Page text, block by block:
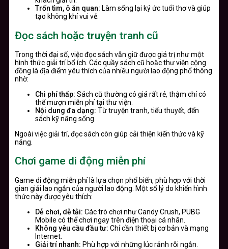
Trốn tìm, ô ăn quan: Làm sống lại ký ức tuổi thơ và giúp
tạo không khí vui vẻ.
Đọc sách hoặc truyện tranh cũ
Trong thời đại số, việc đọc sách vẫn giữ được giá trị như một
hình thức giải trí bổ ích. Các quầy sách cũ hoặc thư viện cộng
đồng là địa điểm yêu thích của nhiều người lao động phổ thông
nhờ:
Chi phí thấp: Sách cũ thường có giá rất rẻ, thậm chí có
thể mượn miễn phí tại thư viện.
Nội dung đa dạng: Từ truyện tranh, tiểu thuyết, đến
sách kỹ năng sống.
Ngoài việc giải trí, đọc sách còn giúp cải thiện kiến thức và kỹ
năng.
Chơi game di động miễn phí
Game di động miễn phí là lựa chọn phổ biến, phù hợp với thời
gian giải lao ngắn của người lao động. Một số lý do khiến hình
thức này được yêu thích:
Dễ chơi, dễ tải: Các trò chơi như Candy Crush, PUBG
Mobile có thể chơi ngay trên điện thoại cá nhân.
Không yêu cầu đầu tư: Chỉ cần thiết bị cơ bản và mạng
Internet.
Giải trí nhanh: Phù hợp với những lúc rảnh rỗi ngắn.